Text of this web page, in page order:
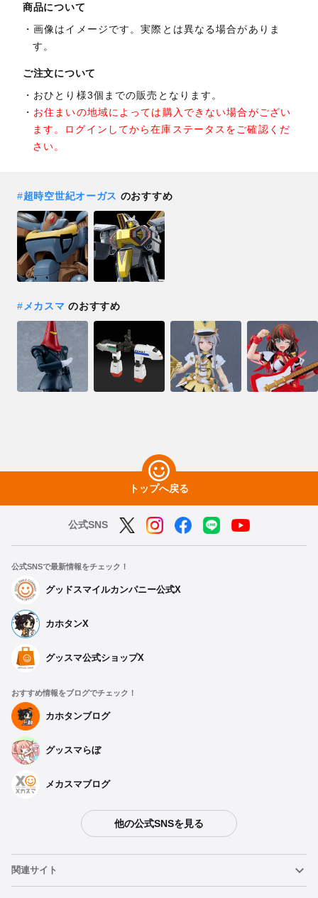
商品について
画像はイメージです。実際とは異なる場合がありま
す。
ご注文について
おひとり様3個までの販売となります。
お住まいの地域によっては購入できない場合がござい
ます。ログインしてから在庫ステータスをご確認くだ
さい。
#超時空世紀オーガス のおすすめ
# メカスマ のおすすめ
トップへ戻る
公式SNS
公式SNSで最新情報をチェック！
グッドスマイルカンパニー公式X
カホタンX
グッスマ公式ショップX
おすすめ情報をブログでチェック！
カホタンブログ
グッスマらぼ
メカスマブログ
他の公式SNSを見る
関連サイト